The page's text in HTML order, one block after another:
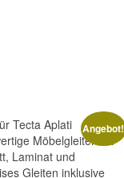
Angebot!